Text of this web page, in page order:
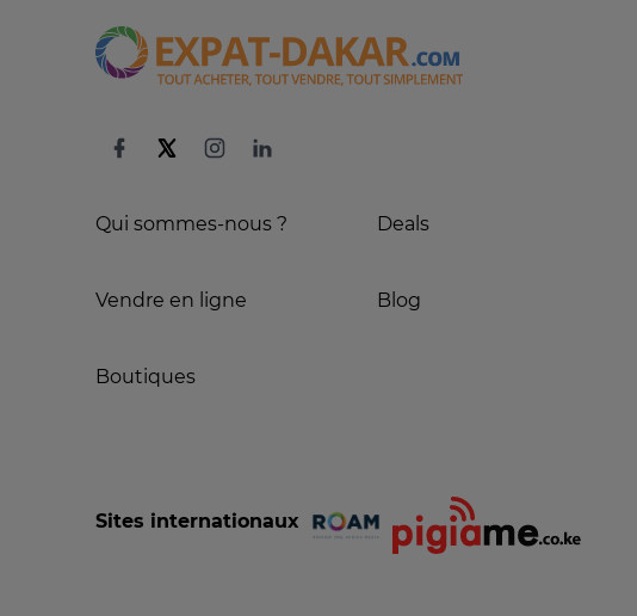
Qui sommes-nous ?
Vendre en ligne
Boutiques
Deals
Blog
Sites internationaux